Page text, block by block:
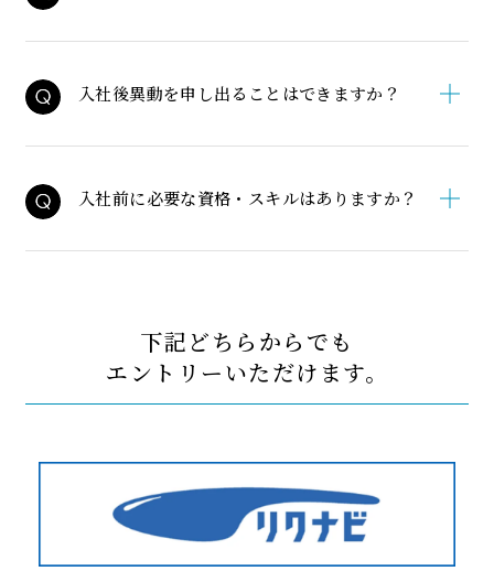
入社後異動を申し出ることはできますか？
入社前に必要な資格・スキルはありますか？
下記どちらからでも
エントリーいただけます。